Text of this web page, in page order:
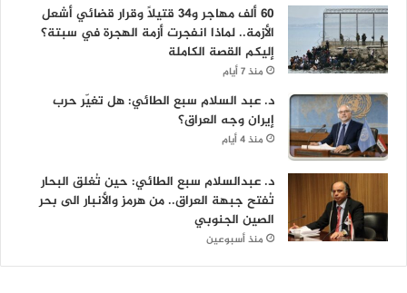
60 ألف مهاجر و34 قتيلاً وقرار قضائي أشعل
الأزمة.. لماذا انفجرت أزمة الهجرة في سبتة؟
إليكم القصة الكاملة
منذ 7 أيام
د. عبد السلام سبع الطائي: هل تغيّر حرب
إيران وجه العراق؟
منذ 4 أيام
د. عبدالسلام سبع الطائي: حين تُغلق البحار
تُفتح جبهة العراق.. من هرمز والأنبار الى بحر
الصين الجنوبي
منذ أسبوعين